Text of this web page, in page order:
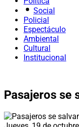
Social
Policial
Espectáculo
Ambiental
Cultural
Institucional
Pasajeros se